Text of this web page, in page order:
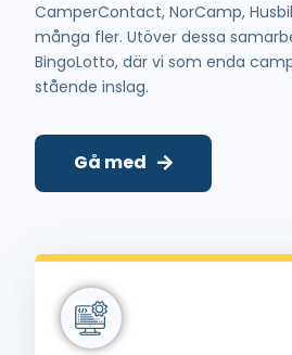
CamperContact, NorCamp,
många fler. Utöver dessa
BingoLotto, där vi som enda
stående inslag.
Gå med